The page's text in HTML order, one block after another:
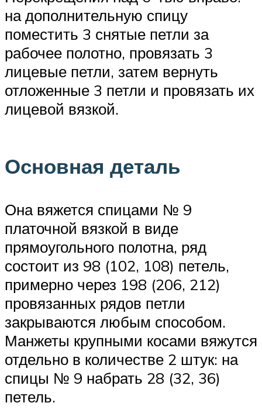
на дополнительную спицу
поместить 3 снятые петли за
рабочее полотно, провязать 3
лицевые петли, затем вернуть
отложенные 3 петли и провязать их
лицевой вязкой.
Основная деталь
Она вяжется спицами № 9
платочной вязкой в виде
прямоугольного полотна, ряд
состоит из 98 (102, 108) петель,
примерно через 198 (206, 212)
провязанных рядов петли
закрываются любым способом.
Манжеты крупными косами вяжутся
отдельно в количестве 2 штук: на
спицы № 9 набрать 28 (32, 36)
петель.